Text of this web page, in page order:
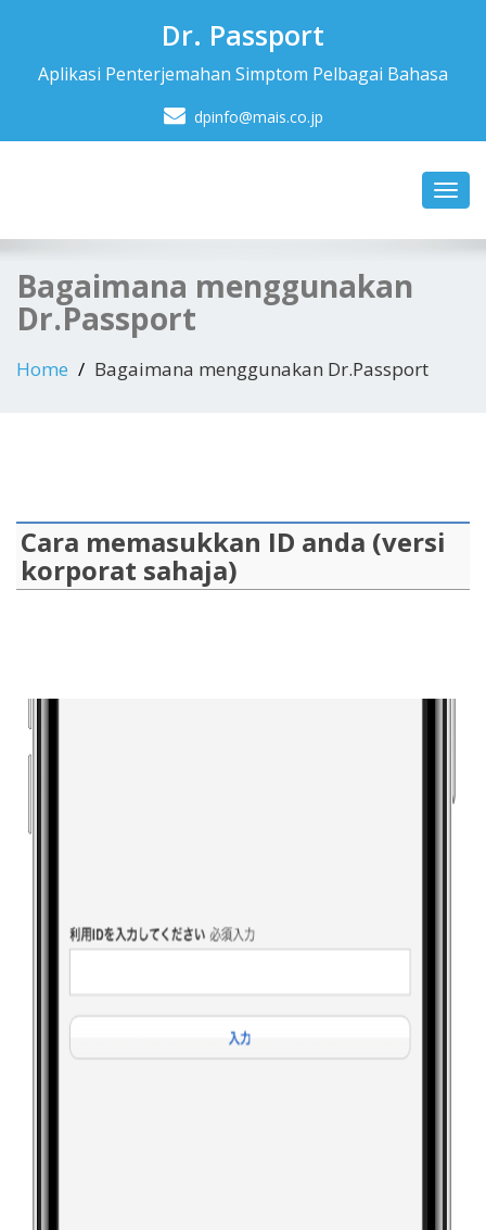
Dr. Passport
Aplikasi Penterjemahan Simptom Pelbagai Bahasa
dpinfo@mais.co.jp
Bagaimana menggunakan
Dr.Passport
Home Bagaimana menggunakan Dr.Passport
Cara memasukkan ID anda (versi
korporat sahaja)